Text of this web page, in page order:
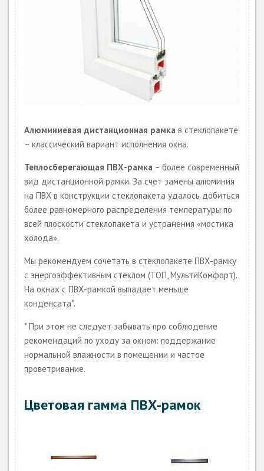
Алюминиевая дистанционная рамка в стеклопакете
– классический вариант исполнения окна.
Теплосберегающая ПВХ-рамка – более современный
вид дистанционной рамки. За счет замены алюминия
на ПВХ в конструкции стеклопакета удалось добиться
более равномерного распределения температуры по
всей плоскости стеклопакета и устранения «мостика
холода».
Мы рекомендуем сочетать в стеклопакете ПВХ-рамку
с энергоэффективным стеклом (ТОП, МультиКомфорт).
На окнах с ПВХ-рамкой выпадает меньше
конденсата*.
* При этом не следует забывать про соблюдение
рекомендаций по уходу за окном: поддержание
нормальной влажности в помещении и частое
проветривание.
Цветовая гамма ПВХ-рамок